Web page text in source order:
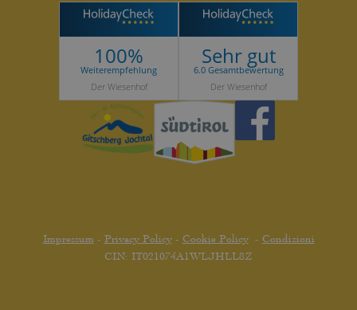
100%
Weiterempfehlung
Der Wiesenhof
Sehr gut
6.0 Gesamtbewertung
Der Wiesenhof
Impressum- Privacy Policy- Cookie Policy- Condizioni
CIN: IT021074A1WLJHLL8Z